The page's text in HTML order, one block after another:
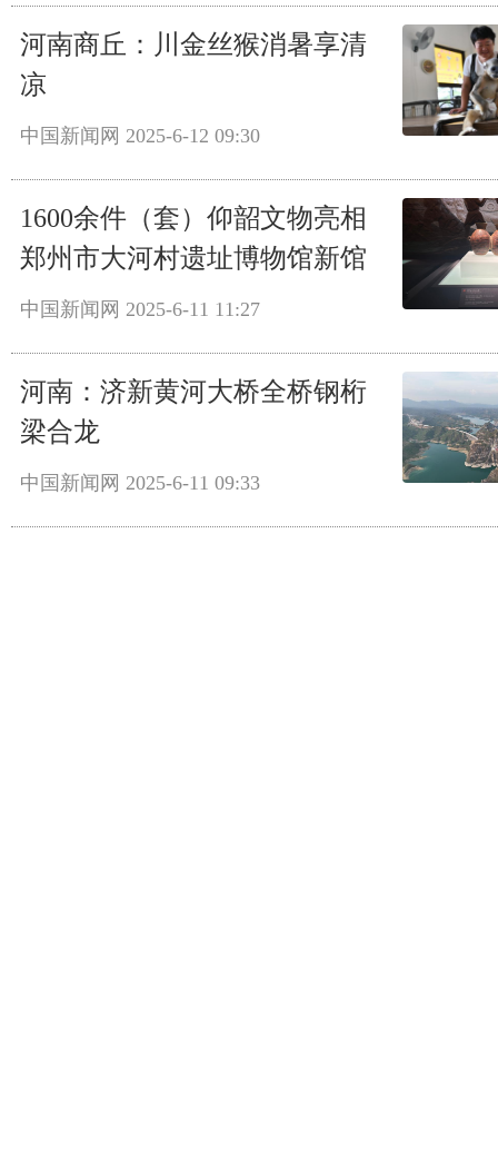
河南商丘：川金丝猴消暑享清
凉
中国新闻网 2025-6-12 09:30
1600余件（套）仰韶文物亮相
郑州市大河村遗址博物馆新馆
中国新闻网 2025-6-11 11:27
河南：济新黄河大桥全桥钢桁
梁合龙
中国新闻网 2025-6-11 09:33